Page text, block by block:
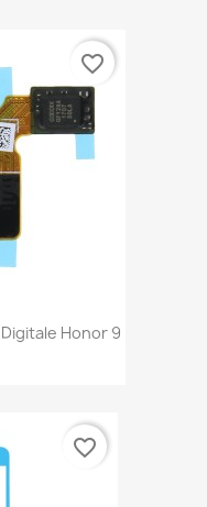
Honor 9
favorite_border
favorite_border